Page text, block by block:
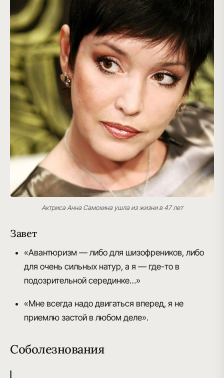
Актриса Анна Самохина ушла из жизни в 47 лет
Завет
«Авантюризм — либо для шизофреников, либо
для очень сильных натур, а я — где-то в
подозрительной серединке…»
«Мне всегда надо двигаться вперед, я не
приемлю застой в любом деле».
Соболезнования